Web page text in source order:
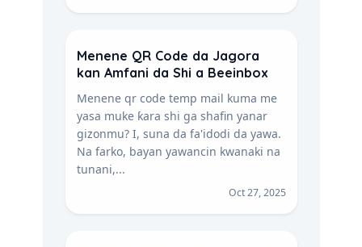
Menene QR Code da Jagora
kan Amfani da Shi a Beeinbox
Menene qr code temp mail kuma me
yasa muke ƙara shi ga shafin yanar
gizonmu? I, suna da fa'idodi da yawa.
Na farko, bayan yawancin kwanaki na
tunani,...
Oct 27, 2025